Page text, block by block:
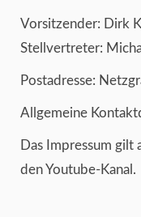
Vorsitzender: Dirk
Stellvertreter:
Postadresse:
Allgemeine
Das Impressum
den Youtube-Kanal.